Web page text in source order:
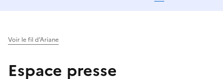
Voir le fil d’Ariane
Espace presse